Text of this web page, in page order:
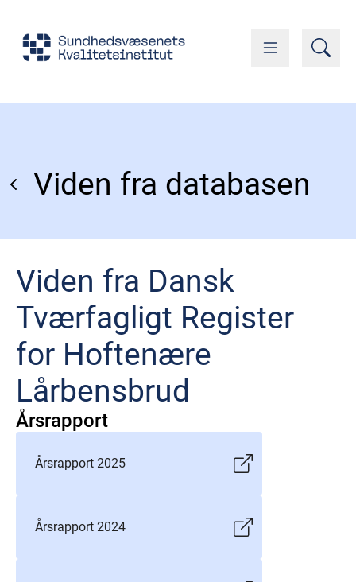
Viden fra databasen
Viden fra Dansk
Tværfagligt Register
for Hoftenære
Lårbensbrud
Årsrapport
Årsrapport 2025
Årsrapport 2024